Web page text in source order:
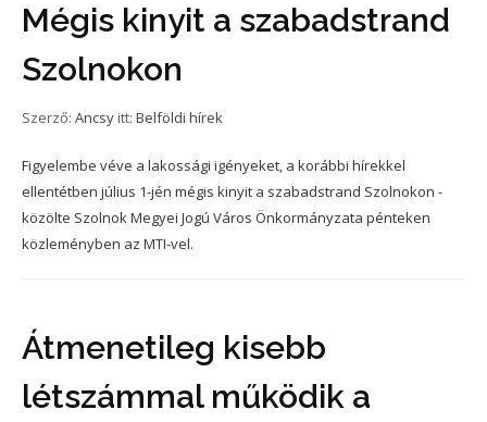
Mégis kinyit a szabadstrand
Szolnokon
Szerző: Ancsy itt: Belföldi hírek
Figyelembe véve a lakossági igényeket, a korábbi hírekkel
ellentétben július 1-jén mégis kinyit a szabadstrand Szolnokon -
közölte Szolnok Megyei Jogú Város Önkormányzata pénteken
közleményben az MTI-vel.
Átmenetileg kisebb
létszámmal működik a